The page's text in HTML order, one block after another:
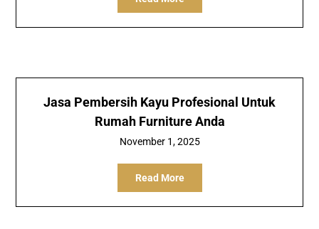
Jasa Pembersih Kayu Profesional Untuk
Rumah Furniture Anda
November 1, 2025
Read More